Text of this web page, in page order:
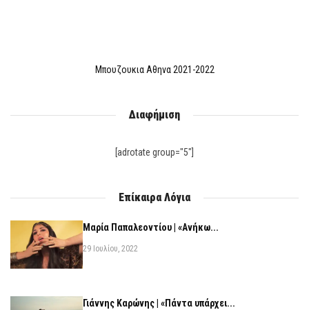
Μπουζουκια Αθηνα 2021-2022
Διαφήμιση
[adrotate group="5"]
Επίκαιρα Λόγια
Μαρία Παπαλεοντίου | «Ανήκω...
29 Ιουλίου, 2022
Γιάννης Καρώνης | «Πάντα υπάρχει...